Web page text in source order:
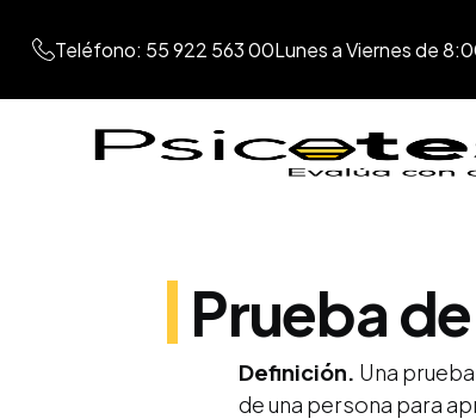
Teléfono: 55 922 563 00Lunes a Viernes de
Prueba
Definición. Una
de una persona para